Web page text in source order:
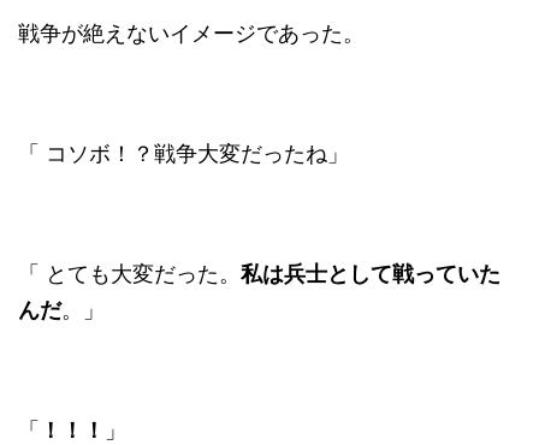
戦争が絶えないイメージであった。
「 コソボ！？戦争大変だったね」
「 とても大変だった。 私は兵士として戦っていた
んだ。」
「 ！！！ 」